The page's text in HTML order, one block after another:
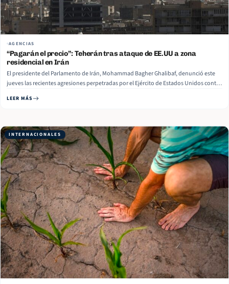
AGENCIAS
“Pagarán el precio”: Teherán tras ataque de EE.UU a zona
residencial en Irán
El presidente del Parlamento de Irán, Mohammad Bagher Ghalibaf, denunció este
jueves las recientes agresiones perpetradas por el Ejército de Estados Unidos contra
Unidos se mancha las manos con un nuevo crimen cada día; el ataque terrorista…
LEER MÁS
INTERNACIONALES